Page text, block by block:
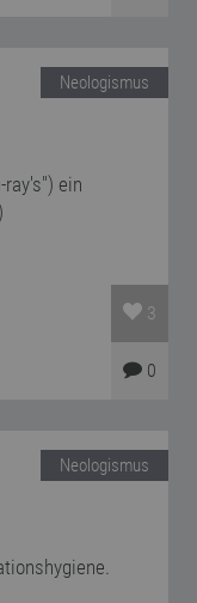
Neologismus
ray's") ein
3
0
Neologismus